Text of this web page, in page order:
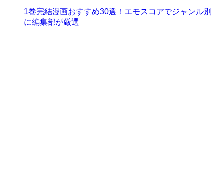
1巻完結漫画おすすめ30選！エモスコアでジャンル別
に編集部が厳選